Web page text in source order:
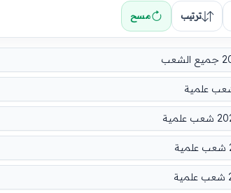
ترتيب مسح